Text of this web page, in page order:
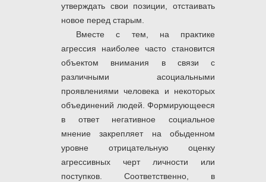
утверждать свои позиции, отстаивать
новое перед старым.
Вместе с тем, на практике
агрессия наиболее часто становится
объектом внимания в связи с
различными асоциальными
проявлениями человека и некоторых
объединений людей. Формирующееся
в ответ негативное социальное
мнение закрепляет на обыденном
уровне отрицательную оценку
агрессивных черт личности или
поступков. Соответственно, в